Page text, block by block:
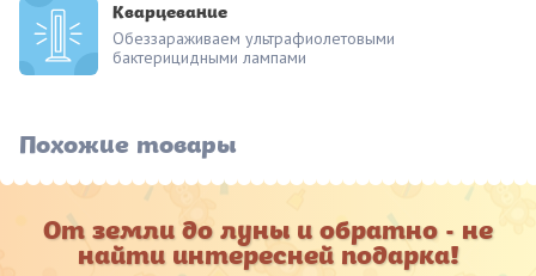
Кварцевание
Обеззараживаем ультрафиолетовыми
бактерицидными лампами
Похожие товары
От земли до луны и обратно - не
найти интересней подарка!